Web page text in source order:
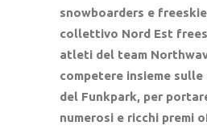
snowboarders e
collettivo Nord Est
atleti del team
competere insieme
del Funkpark, per
numerosi e ricchi premi